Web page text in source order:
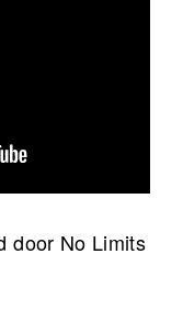
door No Limits